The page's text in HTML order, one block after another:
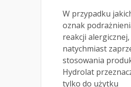
W przypadku
oznak
reakcji
natychmiast
stosowania
Hydrolat
tylko do użytku